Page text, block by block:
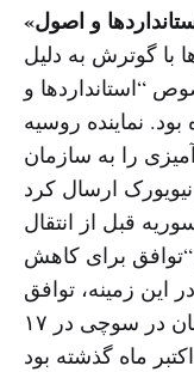
با گوترش به دلیل
“استانداردها و
نماینده روسیه
را به سازمان
قبل از انتقال
برای کاهش
این زمینه، توافق
ولادیمیر پوتین و رجب طیب اردوغان در سوچی در ۱۷